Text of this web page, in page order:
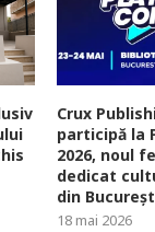
Crux
participă la
2026, noul
dedicat
din
18 mai 2026